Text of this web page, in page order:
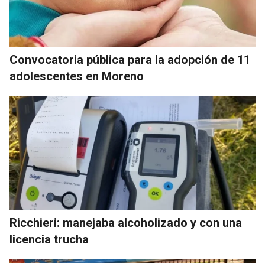
Convocatoria pública para la adopción de 11
adolescentes en Moreno
Ricchieri: manejaba alcoholizado y con una
licencia trucha